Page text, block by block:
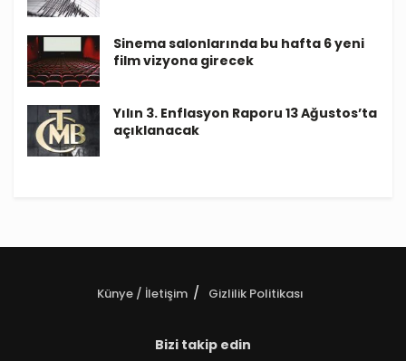
Sinema salonlarında bu hafta 6 yeni
film vizyona girecek
Yılın 3. Enflasyon Raporu 13 Ağustos’ta
açıklanacak
Künye / İletişim Gizlilik Politikası
Bizi takip edin